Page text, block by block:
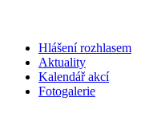
Hlášení rozhlasem
Aktuality
Kalendář akcí
Fotogalerie